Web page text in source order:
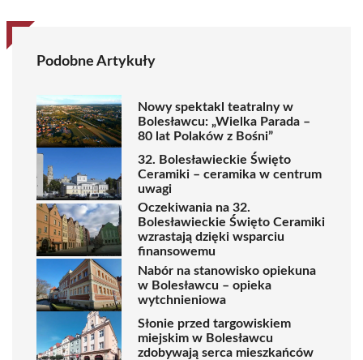
Podobne Artykuły
Nowy spektakl teatralny w
Bolesławcu: „Wielka Parada –
80 lat Polaków z Bośni”
32. Bolesławieckie Święto
Ceramiki – ceramika w centrum
uwagi
Oczekiwania na 32.
Bolesławieckie Święto Ceramiki
wzrastają dzięki wsparciu
finansowemu
Nabór na stanowisko opiekuna
w Bolesławcu – opieka
wytchnieniowa
Słonie przed targowiskiem
miejskim w Bolesławcu
zdobywają serca mieszkańców